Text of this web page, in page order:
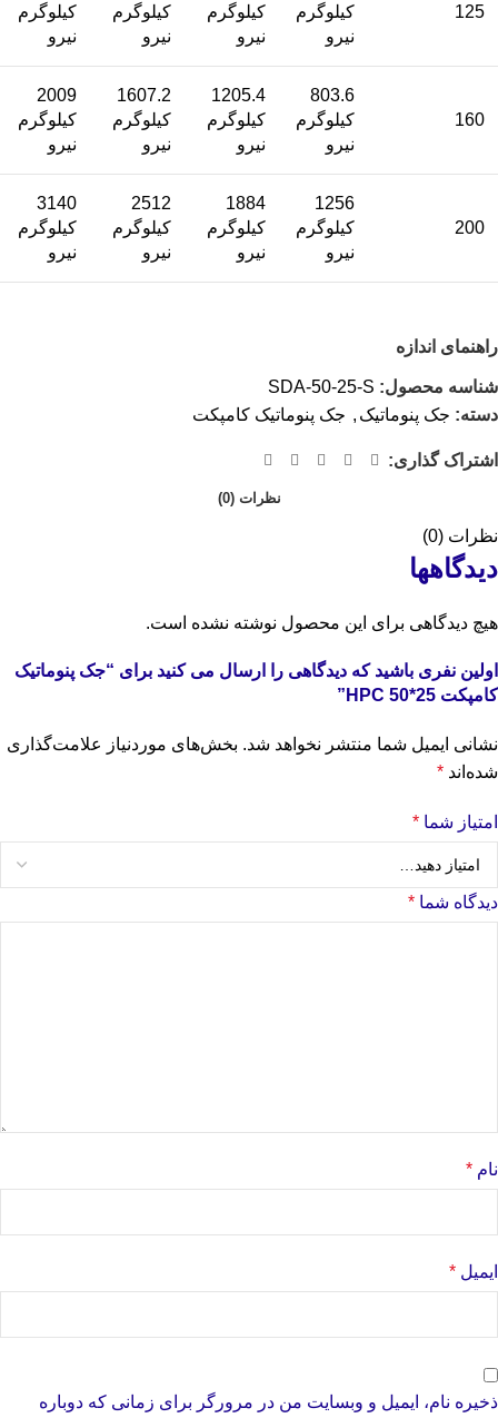
125
کیلوگرم
نیرو
کیلوگرم
نیرو
کیلوگرم
نیرو
کیلوگرم
نیرو
160
803.6
کیلوگرم
نیرو
1205.4
کیلوگرم
نیرو
1607.2
کیلوگرم
نیرو
2009
کیلوگرم
نیرو
200
1256
کیلوگرم
نیرو
1884
کیلوگرم
نیرو
2512
کیلوگرم
نیرو
3140
کیلوگرم
نیرو
راهنمای اندازه
شناسه محصول: SDA-50-25-S
دسته: جک پنوماتیک , جک پنوماتیک کامپکت
اشتراک گذاری:
نظرات (0)
نظرات (0)
دیدگاهها
هیچ دیدگاهی برای این محصول نوشته نشده است.
اولین نفری باشید که دیدگاهی را ارسال می کنید برای “جک پنوماتیک
کامپکت 25*50 HPC”
نشانی ایمیل شما منتشر نخواهد شد. بخش‌های موردنیاز علامت‌گذاری
شده‌اند *
امتیاز شما *
دیدگاه شما *
نام *
ایمیل *
ذخیره نام، ایمیل و وبسایت من در مرورگر برای زمانی که دوباره